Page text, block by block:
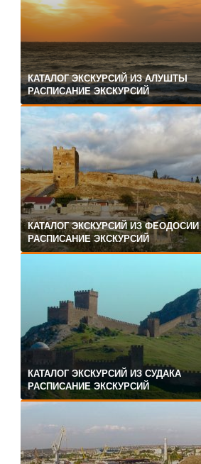
КАТАЛОГ ЭКСКУРСИЙ ИЗ АЛУШТЫ
РАСПИСАНИЕ ЭКСКУРСИЙ
КАТАЛОГ ЭКСКУРСИЙ ИЗ ФЕОДОСИИ
РАСПИСАНИЕ ЭКСКУРСИЙ
КАТАЛОГ ЭКСКУРСИЙ ИЗ СУДАКА
РАСПИСАНИЕ ЭКСКУРСИЙ